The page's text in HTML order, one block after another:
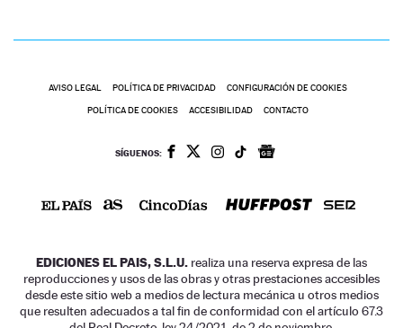
AVISO LEGAL POLÍTICA DE PRIVACIDAD CONFIGURACIÓN DE COOKIES
POLÍTICA DE COOKIES ACCESIBILIDAD CONTACTO
SÍGUENOS:
EDICIONES EL PAIS, S.L.U. realiza una reserva expresa de las
reproducciones y usos de las obras y otras prestaciones accesibles
desde este sitio web a medios de lectura mecánica u otros medios
que resulten adecuados a tal fin de conformidad con el artículo 67.3